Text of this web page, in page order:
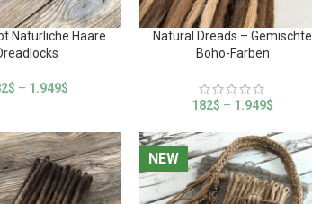
Natürliche Haare
$ – 1.949$
Natural Dreads – Gemischte
Boho-Farben
182$ – 1.949$
NEW
NEW